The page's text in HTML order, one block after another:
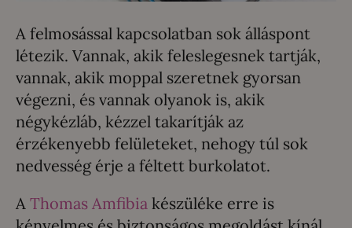
A felmosással kapcsolatban sok álláspont
létezik. Vannak, akik feleslegesnek tartják,
vannak, akik moppal szeretnek gyorsan
végezni, és vannak olyanok is, akik
négykézláb, kézzel takarítják az
érzékenyebb felületeket, nehogy túl sok
nedvesség érje a féltett burkolatot.
A Thomas Amfibia készüléke erre is